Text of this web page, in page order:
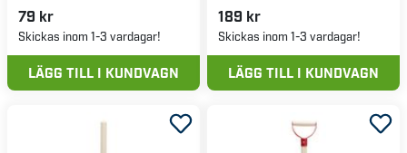
79 kr
Skickas inom 1-3 vardagar!
LÄGG TILL I KUNDVAGN
189 kr
Skickas inom 1-3 vardagar!
LÄGG TILL I KUNDVAGN